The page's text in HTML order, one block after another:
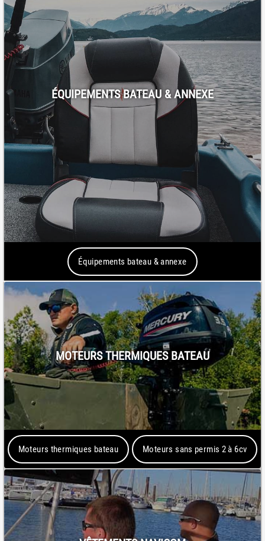
ÉQUIPEMENTS BATEAU & ANNEXE
Équipements bateau & annexe
MOTEURS THERMIQUES BATEAU
Moteurs thermiques bateau Moteurs sans permis 2 à 6cv